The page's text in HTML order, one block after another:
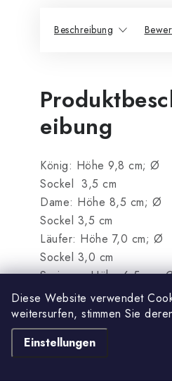
Diese Website verwendet
weitersurfen, stimmen Sie
Einstellungen
Beschreibung
eibung
König: Höhe 9,8 cm; Ø
Sockel 3,5 cm
Dame: Höhe 8,5 cm; Ø
Sockel 3,5 cm
Läufer: Höhe 7,0 cm; Ø
Sockel 3,0 cm
Springer: Höhe 6,5 cm;
Sockel 3,0 cm
Turm: Höhe 5,5 cm; Ø
3,0 cm
Bauer: 5,0 cm; Ø Sockel